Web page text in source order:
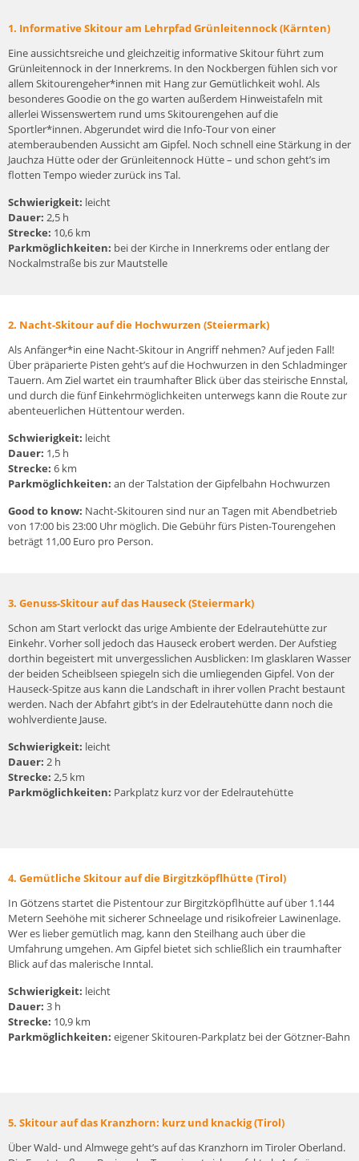
1. Informative Skitour am Lehrpfad Grünleitennock (Kärnten)
Eine aussichtsreiche und gleichzeitig informative Skitour führt zum
Grünleitennock in der Innerkrems. In den Nockbergen fühlen sich vor
allem Skitourengeher*innen mit Hang zur Gemütlichkeit wohl. Als
besonderes Goodie on the go warten außerdem Hinweistafeln mit
allerlei Wissenswertem rund ums Skitourengehen auf die
Sportler*innen. Abgerundet wird die Info-Tour von einer
atemberaubenden Aussicht am Gipfel. Noch schnell eine Stärkung in der
Jauchza Hütte oder der Grünleitennock Hütte – und schon geht’s im
flotten Tempo wieder zurück ins Tal.
Schwierigkeit: leicht
Dauer: 2,5 h
Strecke: 10,6 km
Parkmöglichkeiten: bei der Kirche in Innerkrems oder entlang der
Nockalmstraße bis zur Mautstelle
2. Nacht-Skitour auf die Hochwurzen (Steiermark)
Als Anfänger*in eine Nacht-Skitour in Angriff nehmen? Auf jeden Fall!
Über präparierte Pisten geht’s auf die Hochwurzen in den Schladminger
Tauern. Am Ziel wartet ein traumhafter Blick über das steirische Ennstal,
und durch die fünf Einkehrmöglichkeiten unterwegs kann die Route zur
abenteuerlichen Hüttentour werden.
Schwierigkeit: leicht
Dauer: 1,5 h
Strecke: 6 km
Parkmöglichkeiten: an der Talstation der Gipfelbahn Hochwurzen
Good to know: Nacht-Skitouren sind nur an Tagen mit Abendbetrieb
von 17:00 bis 23:00 Uhr möglich. Die Gebühr fürs Pisten-Tourengehen
beträgt 11,00 Euro pro Person.
3. Genuss-Skitour auf das Hauseck (Steiermark)
Schon am Start verlockt das urige Ambiente der Edelrautehütte zur
Einkehr. Vorher soll jedoch das Hauseck erobert werden. Der Aufstieg
dorthin begeistert mit unvergesslichen Ausblicken: Im glasklaren Wasser
der beiden Scheiblseen spiegeln sich die umliegenden Gipfel. Von der
Hauseck-Spitze aus kann die Landschaft in ihrer vollen Pracht bestaunt
werden. Nach der Abfahrt gibt’s in der Edelrautehütte dann noch die
wohlverdiente Jause.
Schwierigkeit: leicht
Dauer: 2 h
Strecke: 2,5 km
Parkmöglichkeiten: Parkplatz kurz vor der Edelrautehütte
4. Gemütliche Skitour auf die Birgitzköpflhütte (Tirol)
In Götzens startet die Pistentour zur Birgitzköpflhütte auf über 1.144
Metern Seehöhe mit sicherer Schneelage und risikofreier Lawinenlage.
Wer es lieber gemütlich mag, kann den Steilhang auch über die
Umfahrung umgehen. Am Gipfel bietet sich schließlich ein traumhafter
Blick auf das malerische Inntal.
Schwierigkeit: leicht
Dauer: 3 h
Strecke: 10,9 km
Parkmöglichkeiten: eigener Skitouren-Parkplatz bei der Götzner-Bahn
5. Skitour auf das Kranzhorn: kurz und knackig (Tirol)
Über Wald- und Almwege geht’s auf das Kranzhorn im Tiroler Oberland.